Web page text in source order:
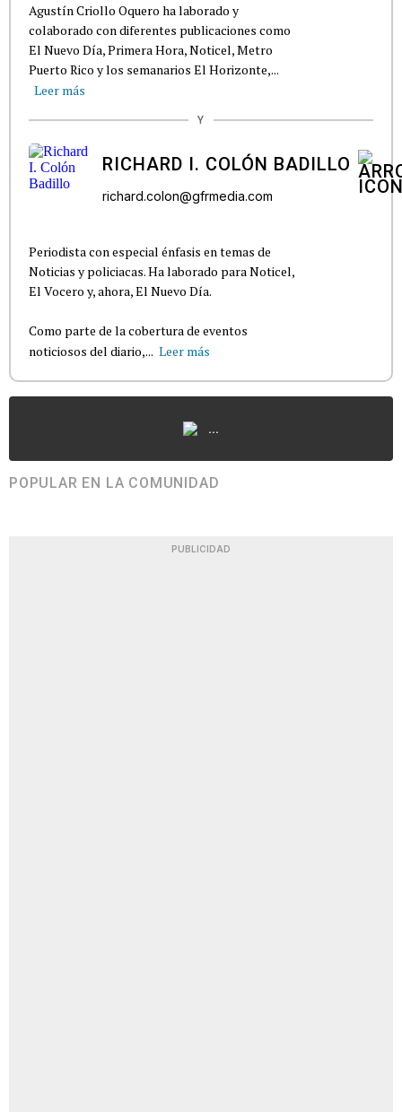
Agustín Criollo Oquero ha laborado y
colaborado con diferentes publicaciones como
El Nuevo Día, Primera Hora, Noticel, Metro
Puerto Rico y los semanarios El Horizonte,...
Leer más
Y
RICHARD I. COLÓN BADILLO
richard.colon@gfrmedia.com
Periodista con especial énfasis en temas de
Noticias y policiacas. Ha laborado para Noticel,
El Vocero y, ahora, El Nuevo Día.
Como parte de la cobertura de eventos
noticiosos del diario,... Leer más
...
POPULAR EN LA COMUNIDAD
PUBLICIDAD